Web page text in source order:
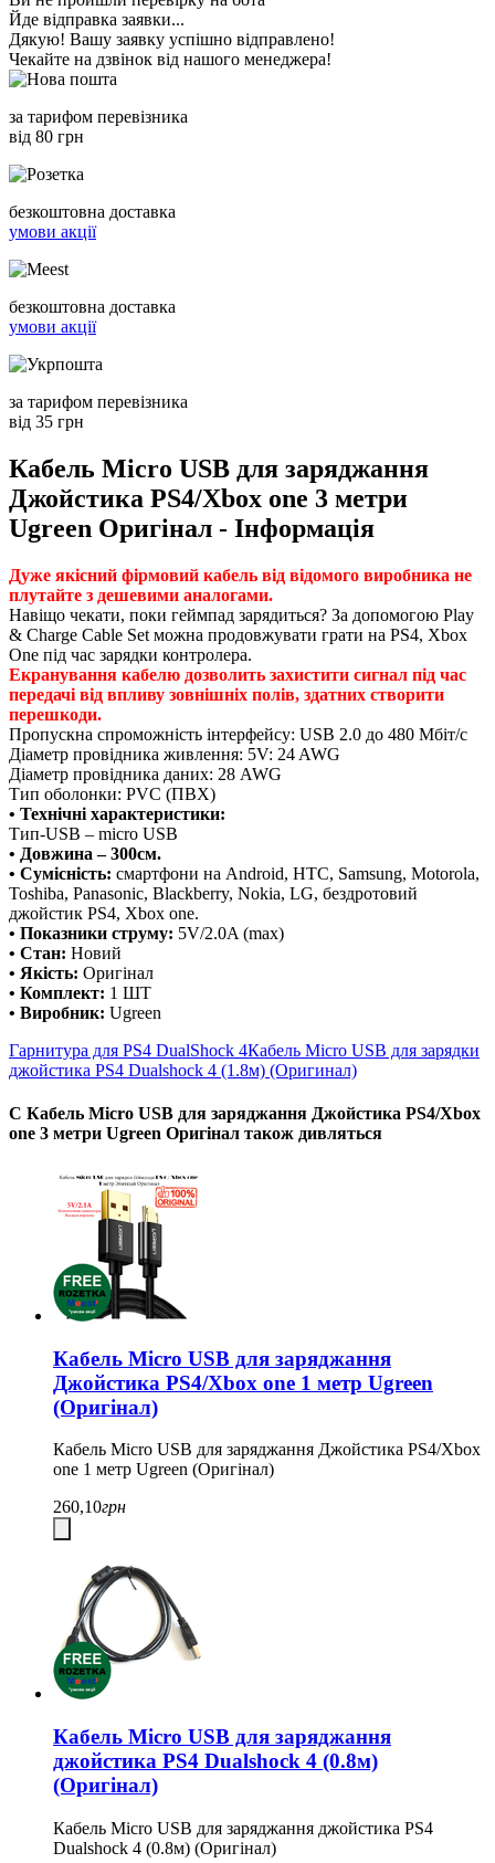
Йде відправка заявки...
Дякую! Вашу заявку успішно відправлено!
Чекайте на дзвінок від нашого менеджера!
за тарифом перевізника
від 80 грн
безкоштовна доставка
умови акції
безкоштовна доставка
умови акції
за тарифом перевізника
від 35 грн
Кабель Micro USB для заряджання
Джойстика PS4/Xbox one 3 метри
Ugreen Оригінал - Інформація
Дуже якісний фірмовий кабель від відомого виробника не
плутайте з дешевими аналогами.
Навіщо чекати, поки геймпад зарядиться? За допомогою Play
& Charge Cable Set можна продовжувати грати на PS4, Xbox
One під час зарядки контролера.
Екранування кабелю дозволить захистити сигнал під час
передачі від впливу зовнішніх полів, здатних створити
перешкоди.
Пропускна спроможність інтерфейсу: USB 2.0 до 480 Мбіт/с
Діаметр провідника живлення: 5V: 24 AWG
Діаметр провідника даних: 28 AWG
Тип оболонки: PVC (ПВХ)
• Технічні характеристики:
Тип-USB – micro USB
• Довжина – 300см.
• Сумісність: смартфони на Android, HTC, Samsung, Motorola,
Toshiba, Panasonic, Blackberry, Nokia, LG, бездротовий
джойстик PS4, Xbox one.
• Показники струму: 5V/2.0A (max)
• Стан: Новий
• Якість: Оригінал
• Комплект: 1 ШТ
• Виробник: Ugreen
Гарнитура для PS4 DualShock 4Кабель Micro USB для зарядки
джойстика PS4 Dualshock 4 (1.8м) (Оригинал)
С Кабель Micro USB для заряджання Джойстика PS4/Xbox
one 3 метри Ugreen Оригінал також дивляться
Кабель Micro USB для заряджання
Джойстика PS4/Xbox one 1 метр Ugreen
(Оригінал)
Кабель Micro USB для заряджання Джойстика PS4/Xbox
one 1 метр Ugreen (Оригінал)
260,10грн
Кабель Micro USB для заряджання
джойстика PS4 Dualshock 4 (0.8м)
(Оригінал)
Кабель Micro USB для заряджання джойстика PS4
Dualshock 4 (0.8м) (Оригінал)